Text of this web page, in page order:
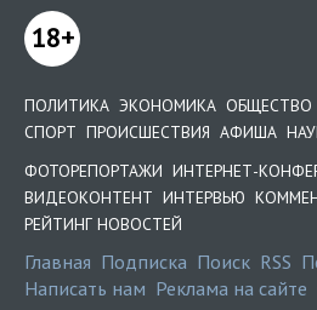
18+
ПОЛИТИКА ЭКОНОМИКА ОБЩЕСТВО
СПОРТ ПРОИСШЕСТВИЯ АФИША
ФОТОРЕПОРТАЖИ ИНТЕРНЕТ-
ВИДЕОКОНТЕНТ ИНТЕРВЬЮ
РЕЙТИНГ НОВОСТЕЙ
Главная Подписка Поиск RSS
Написать нам Реклама на сайте